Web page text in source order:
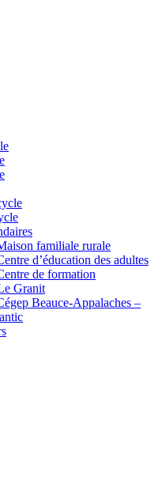
familiale rurale
d’éducation des adultes
de formation
Granit
Beauce-Appalaches –